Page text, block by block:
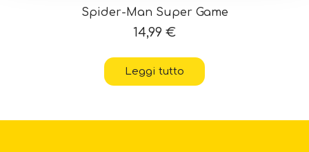
Spider-Man Super Game
14,99 €
Leggi tutto